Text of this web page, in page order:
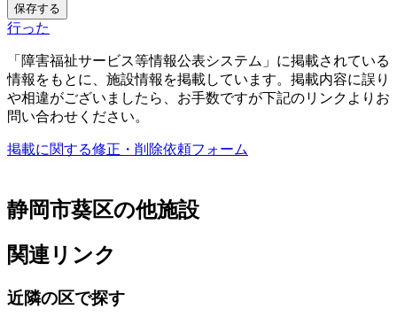
保存する
行った
「障害福祉サービス等情報公表システム」に掲載されている
情報をもとに、施設情報を掲載しています。掲載内容に誤り
や相違がございましたら、お手数ですが下記のリンクよりお
問い合わせください。
掲載に関する修正・削除依頼フォーム
静岡市葵区の他施設
関連リンク
近隣の区で探す